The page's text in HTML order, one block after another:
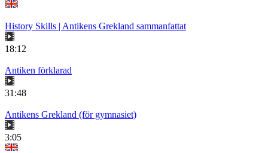
History Skills | Antikens Grekland sammanfattat
18:12
Antiken förklarad
31:48
Antikens Grekland (för gymnasiet)
3:05